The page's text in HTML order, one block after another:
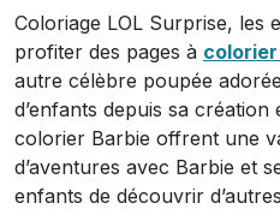
Coloriage LOL Surprise, les
profiter des pages à
autre célèbre poupée
d’enfants depuis sa création
colorier Barbie offrent une
d’aventures avec Barbie et
enfants de découvrir